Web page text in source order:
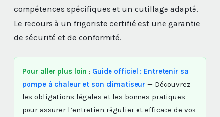
compétences spécifiques et un outillage adapté.
Le recours à un frigoriste certifié est une garantie
de sécurité et de conformité.
Pour aller plus loin : Guide officiel : Entretenir sa
pompe à chaleur et son climatiseur — Découvrez
les obligations légales et les bonnes pratiques
pour assurer l’entretien régulier et efficace de vos